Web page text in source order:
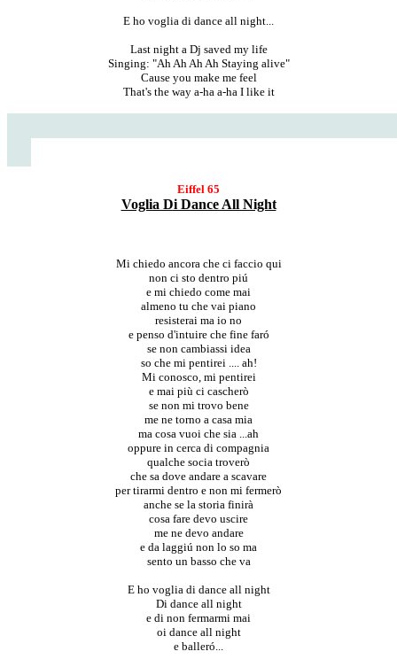
E ho voglia di dance all night...
Last night a Dj saved my life
Singing: "Ah Ah Ah Ah Staying alive"
Cause you make me feel
That's the way a-ha a-ha I like it
Eiffel 65
Voglia Di Dance All Night
Mi chiedo ancora che ci faccio qui
non ci sto dentro piú
e mi chiedo come mai
almeno tu che vai piano
resisterai ma io no
e penso d'intuire che fine faró
se non cambiassi idea
so che mi pentirei .... ah!
Mi conosco, mi pentirei
e mai più ci cascherò
se non mi trovo bene
me ne torno a casa mia
ma cosa vuoi che sia ...ah
oppure in cerca di compagnia
qualche socia troverò
che sa dove andare a scavare
per tirarmi dentro e non mi fermerò
anche se la storia finirà
cosa fare devo uscire
me ne devo andare
e da laggiú non lo so ma
sento un basso che va
E ho voglia di dance all night
Di dance all night
e di non fermarmi mai
oi dance all night
e balleró...